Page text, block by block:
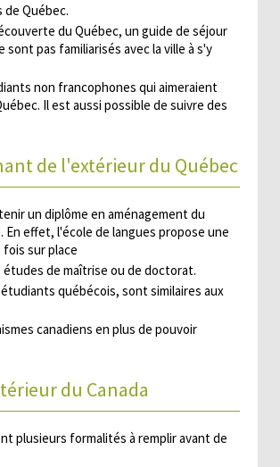
Québec.
du Québec, un guide de séjour
pas familiarisés avec la ville à s'y
non francophones qui aimeraient
Il est aussi possible de suivre des
de l'extérieur du Québec
un diplôme en aménagement du
effet, l'école de langues propose une
sur place
de maîtrise ou de doctorat.
québécois, sont similaires aux
canadiens en plus de pouvoir
du Canada
plusieurs formalités à remplir avant de